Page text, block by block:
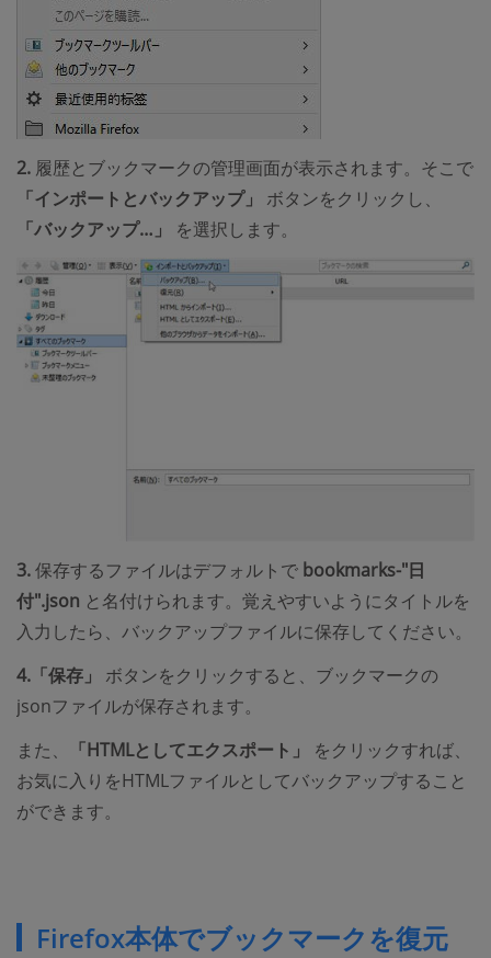
2. 履歴とブックマークの管理画面が表示されます。そこで
「インポートとバックアップ」
ボタンをクリックし、
「バックアップ…」
を選択します。
3.保存するファイルはデフォルトで bookmarks-"日
付".json と名付けられます。覚えやすいようにタイトルを
入力したら、バックアップファイルに保存してください。
4.「保存」
ボタンをクリックすると、ブックマークの
jsonファイルが保存されます。
また、
「HTMLとしてエクスポート」
をクリックすれば、
お気に入りをHTMLファイルとしてバックアップすること
ができます。
Firefox本体でブックマークを復元